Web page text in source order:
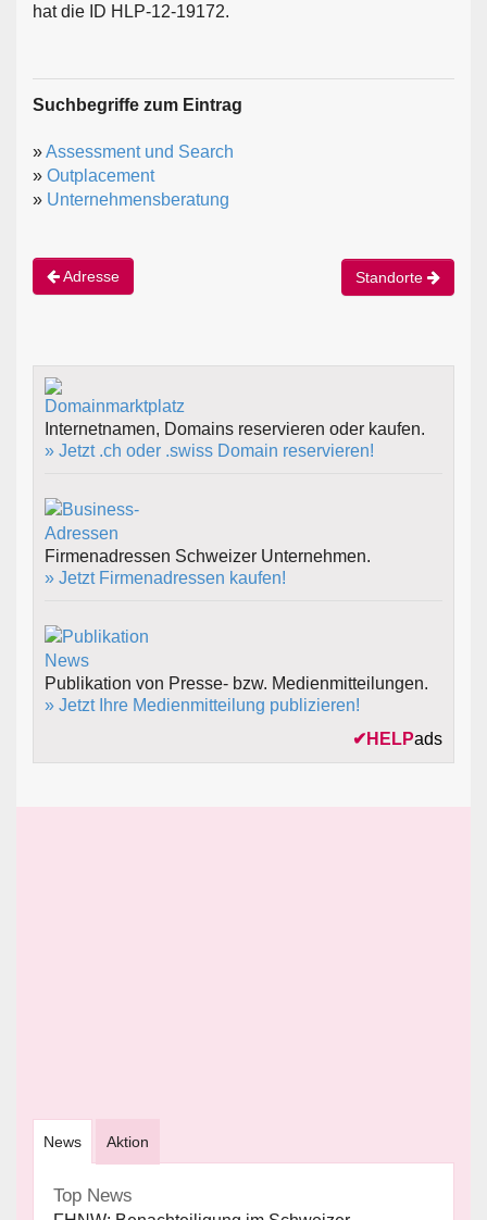
hat die ID HLP-12-19172.
Suchbegriffe zum Eintrag
»Assessment und Search
» Outplacement
» Unternehmensberatung
Adresse Standorte
Internetnamen, Domains reservieren oder kaufen.
» Jetzt .ch oder .swiss Domain reservieren!
Firmenadressen Schweizer Unternehmen.
» Jetzt Firmenadressen kaufen!
Publikation von Presse- bzw. Medienmitteilungen.
» Jetzt Ihre Medienmitteilung publizieren!
✔ HELPads
News Aktion
Top News